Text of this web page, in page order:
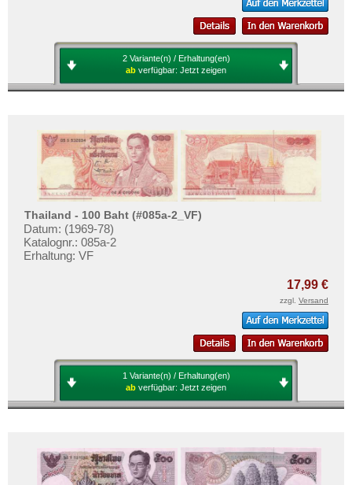
2 Variante(n) / Erhaltung(en)
ab verfügbar: Jetzt zeigen
Thailand - 100 Baht (#085a-2_VF)
Datum: (1969-78)
Katalognr.: 085a-2
Erhaltung: VF
17,99 €
zzgl. Versand
1 Variante(n) / Erhaltung(en)
ab verfügbar: Jetzt zeigen